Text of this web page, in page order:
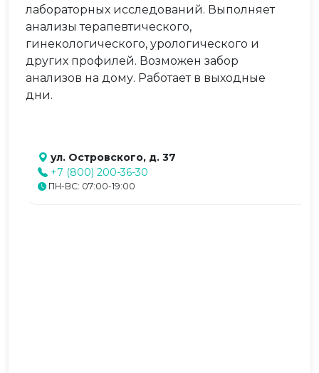
лабораторных исследований. Выполняет
анализы терапевтического,
гинекологического, урологического и
других профилей. Возможен забор
анализов на дому. Работает в выходные
дни.
ул. Островского, д. 37
+7 (800) 200-36-30
ПН-ВС: 07:00-19:00